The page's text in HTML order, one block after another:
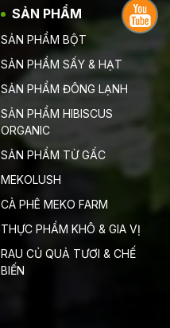
SẢN PHẨM
SẢN PHẨM BỘT
SẢN PHẨM SẤY & HẠT
SẢN PHẨM ĐÔNG LẠNH
SẢN PHẨM HIBISCUS
ORGANIC
SẢN PHẨM TỪ GẤC
MEKOLUSH
CÀ PHÊ MEKO FARM
THỰC PHẨM KHÔ & GIA VỊ
RAU CỦ QUẢ TƯƠI & CHẾ
BIẾN